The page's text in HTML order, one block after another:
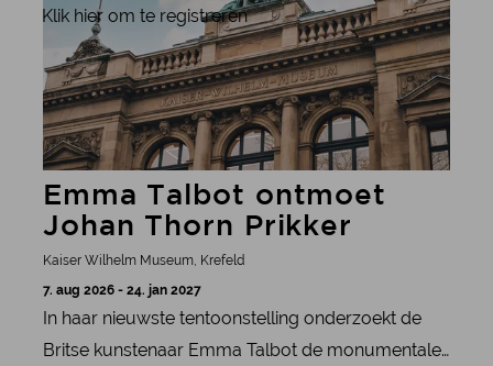
Emma Talbot ontmoet
Johan Thorn Prikker
Kaiser Wilhelm Museum, Krefeld
7. aug 2026 - 24. jan 2027
In haar nieuwste tentoonstelling onderzoekt de
Britse kunstenaar Emma Talbot de monumentale
Klik hier om te registreren